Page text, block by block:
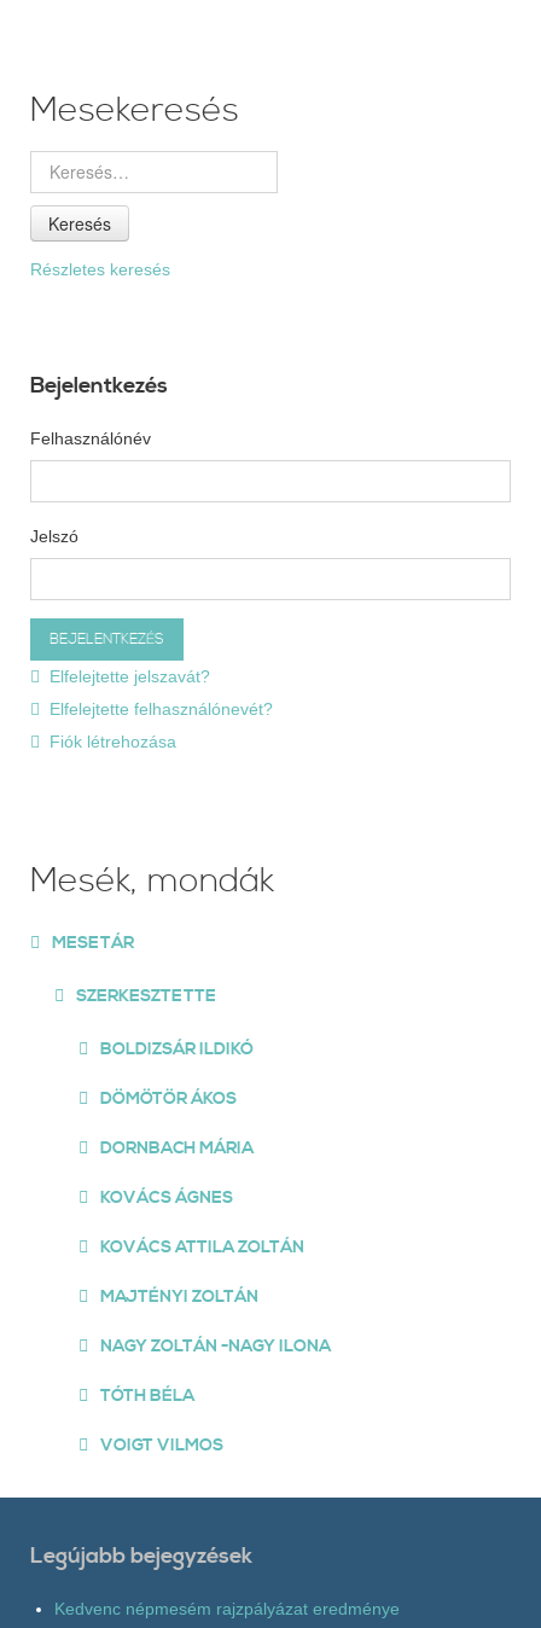
Mesekeresés
Keresés
Részletes keresés
Bejelentkezés
Felhasználónév
Jelszó
Elfelejtette jelszavát?
Elfelejtette felhasználónevét?
Fiók létrehozása
Mesék, mondák
MESETÁR
SZERKESZTETTE
BOLDIZSÁR ILDIKÓ
DÖMÖTÖR ÁKOS
DORNBACH MÁRIA
KOVÁCS ÁGNES
KOVÁCS ATTILA ZOLTÁN
MAJTÉNYI ZOLTÁN
NAGY ZOLTÁN -NAGY ILONA
TÓTH BÉLA
VOIGT VILMOS
Legújabb bejegyzések
Kedvenc népmesém rajzpályázat eredménye